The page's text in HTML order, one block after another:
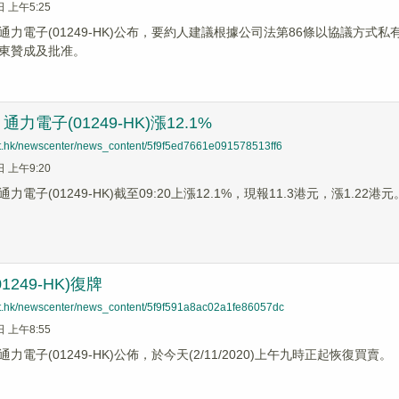
上午5:25
力電子(01249-HK)公布，要約人建議根據公司法第86條以協議方式
贊成及批准。
力電子(01249-HK)漲12.1%
newscenter/news_content/5f9f5ed7661e091578513ff6
上午9:20
力電子(01249-HK)截至09:20上漲12.1%，現報11.3港元，漲1.22港
HK)復牌
newscenter/news_content/5f9f591a8ac02a1fe86057dc
上午8:55
力電子(01249-HK)公佈，於今天(2/11/2020)上午九時正起恢復買賣。